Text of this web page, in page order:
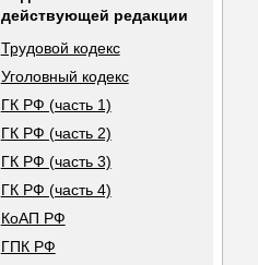
действующей редакции
Трудовой кодекс
Уголовный кодекс
ГК РФ (часть 1)
ГК РФ (часть 2)
ГК РФ (часть 3)
ГК РФ (часть 4)
КоАП РФ
ГПК РФ